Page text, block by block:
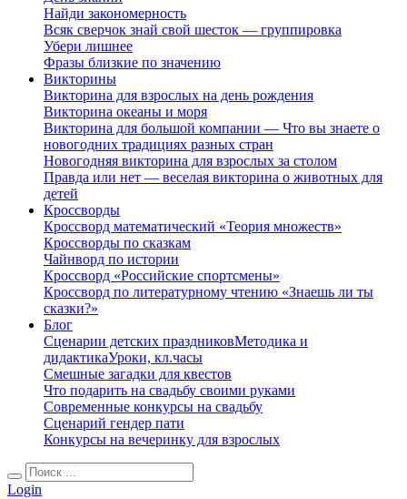
Найди закономерность
Всяк сверчок знай свой шесток — группировка
Убери лишнее
Фразы близкие по значению
Викторины
Викторина для взрослых на день рождения
Викторина океаны и моря
Викторина для большой компании — Что вы знаете о
новогодних традициях разных стран
Новогодняя викторина для взрослых за столом
Правда или нет — веселая викторина о животных для
детей
Кроссворды
Кроссворд математический «Теория множеств»
Кроссворды по сказкам
Чайнворд по истории
Кроссворд «Российские спортсмены»
Кроссворд по литературному чтению «Знаешь ли ты
сказки?»
Блог
Сценарии детских праздниковМетодика и
дидактикаУроки, кл.часы
Смешные загадки для квестов
Что подарить на свадьбу своими руками
Современные конкурсы на свадьбу
Сценарий гендер пати
Конкурсы на вечеринку для взрослых
Login